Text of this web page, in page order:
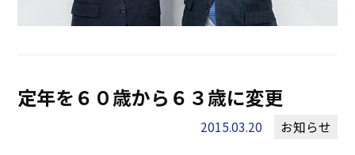
定年を６０歳から６３歳に変更
2015.03.20 お知らせ